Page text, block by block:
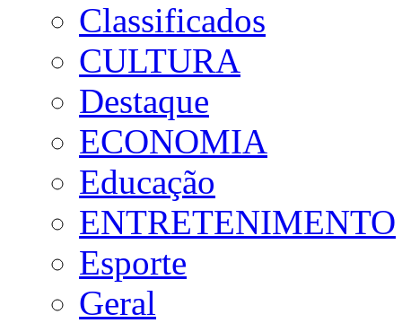
Classificados
CULTURA
Destaque
ECONOMIA
Educação
ENTRETENIMENTO
Esporte
Geral